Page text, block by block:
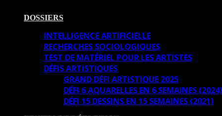
DOSSIERS
INTELLIGENCE ARTIFICIELLE
RECHERCHES SOCIOLOGIQUES
TEST DE MATÉRIEL POUR LES ARTISTES
DÉFIS ARTISTIQUES
GRAND DÉFI ARTISTIQUE 2025
DÉFI 6 AQUARELLES EN 6 SEMAINES (2024)
DÉFI 15 DESSINS EN 15 SEMAINES (2021)